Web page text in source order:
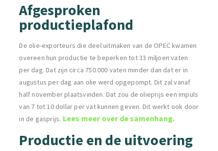
Afgesproken
productieplafond
De olie-exporteurs die deel uitmaken van de OPEC kwamen
overeen hun productie te beperken tot 33 miljoen vaten
per dag.Dat zijn circa 750.000 vaten minder dan dat er in
augustus per dag aan olie werd opgepompt. Dit zal vanaf
half november plaatsvinden. Dat zou de olieprijs een impuls
van 7 tot 10 dollar per vat kunnen geven. Dit werkt ook door
in de gasprijs. Lees meer over de samenhang.
Productie en de uitvoering